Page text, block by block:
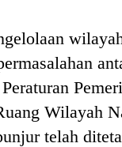
Wilayah
telah